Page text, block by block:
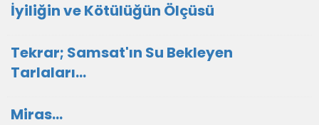
İyiliğin ve Kötülüğün Ölçüsü
Tekrar; Samsat'ın Su Bekleyen
Tarlaları...
Miras...